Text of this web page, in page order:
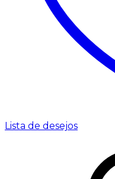
Lista de desejos